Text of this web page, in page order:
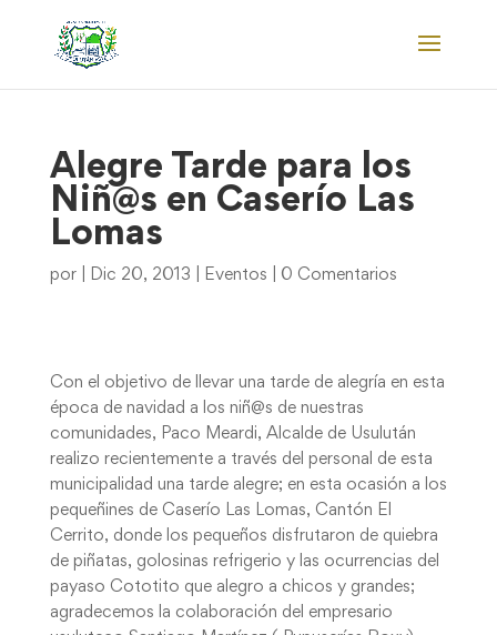
Alegre Tarde para los
Niñ@s en Caserío Las
Lomas
por Dic 20, 2013 Eventos 0 Comentarios
Con el objetivo de llevar una tarde de alegría en esta
época de navidad a los niñ@s de nuestras
comunidades, Paco Meardi, Alcalde de Usulután
realizo recientemente a través del personal de esta
municipalidad una tarde alegre; en esta ocasión a los
pequeñines de Caserío Las Lomas, Cantón El
Cerrito, donde los pequeños disfrutaron de quiebra
de piñatas, golosinas refrigerio y las ocurrencias del
payaso Cototito que alegro a chicos y grandes;
agradecemos la colaboración del empresario